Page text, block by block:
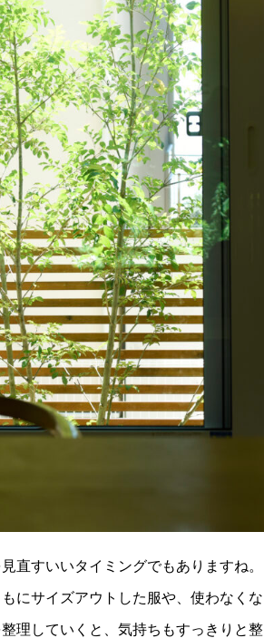
直すいいタイミングでもありますね。
にサイズアウトした服や、使わなく
理していくと、気持ちもすっきりと整